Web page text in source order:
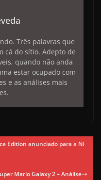
Três palavras que
cá do sítio. Adepto de
quando não anda
estar ocupado com
e as análises mais
Edition anunciado para a Ni
Mario Galaxy 2 – Análise